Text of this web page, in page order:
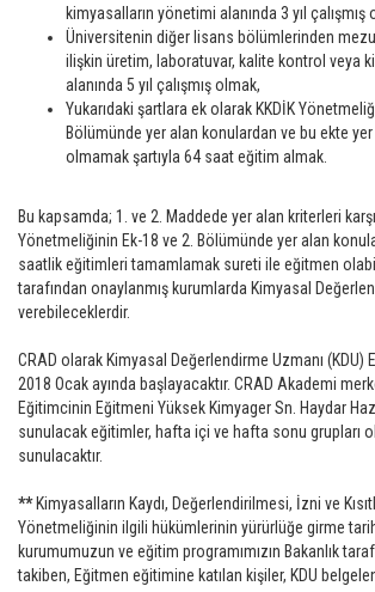
kimyasalların yönetimi alanında 3 yıl çalışmış
Üniversitenin diğer lisans bölümlerinden
ilişkin üretim, laboratuvar, kalite kontrol veya
alanında 5 yıl çalışmış olmak,
Yukarıdaki şartlara ek olarak KKDİK
Bölümünde yer alan konulardan ve bu ekte
olmamak şartıyla 64 saat eğitim almak.
Bu kapsamda; 1. ve 2. Maddede yer alan kriterleri
Yönetmeliğinin Ek-18 ve 2. Bölümünde yer alan
saatlik eğitimleri tamamlamak sureti ile eğitmen
tarafından onaylanmış kurumlarda Kimyasal
verebileceklerdir.
CRAD olarak Kimyasal Değerlendirme Uzmanı (KDU)
2018 Ocak ayında başlayacaktır. CRAD Akademi
Eğitimcinin Eğitmeni Yüksek Kimyager Sn. Haydar
sunulacak eğitimler, hafta içi ve hafta sonu grupları
sunulacaktır.
** Kimyasalların Kaydı, Değerlendirilmesi, İzni ve
Yönetmeliğinin ilgili hükümlerinin yürürlüğe girme
kurumumuzun ve eğitim programımızın Bakanlık
takiben, Eğitmen eğitimine katılan kişiler, KDU